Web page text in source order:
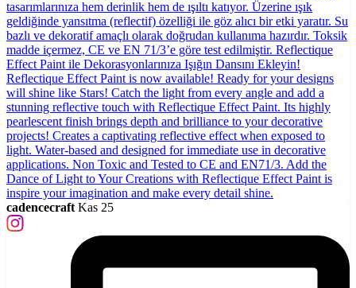
cadencecraft Kas 25